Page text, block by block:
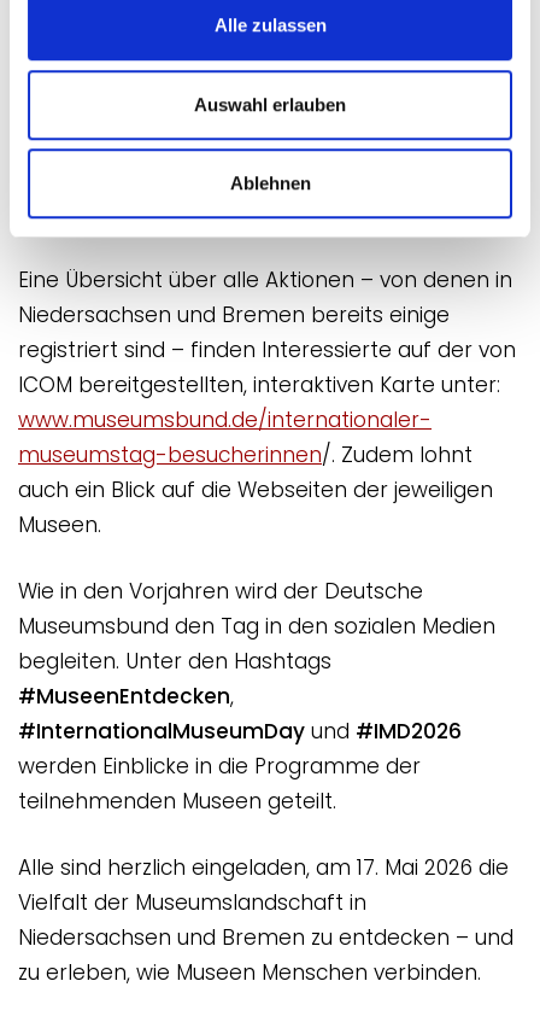
Alle zulassen
Auswahl erlauben
Ablehnen
macht sichtbar, wie Museen gesellschaftliche
Vielfalt abbilden und Räume für Austausch
schaffen. Die Museen in Niedersachsen und
Bremen laden alle Menschen ein, ihre Angebote
kennenzulernen und die verbindende Kraft von
Kultur zu erleben.“
Eine Übersicht über alle Aktionen – von denen in
Niedersachsen und Bremen bereits einige
registriert sind – finden Interessierte auf der von
ICOM bereitgestellten, interaktiven Karte unter:
www.museumsbund.de/internationaler-
museumstag-besucherinnen/. Zudem lohnt
auch ein Blick auf die Webseiten der jeweiligen
Museen.
Wie in den Vorjahren wird der Deutsche
Museumsbund den Tag in den sozialen Medien
begleiten. Unter den Hashtags
#MuseenEntdecken,
#InternationalMuseumDay und #IMD2026
werden Einblicke in die Programme der
teilnehmenden Museen geteilt.
Alle sind herzlich eingeladen, am 17. Mai 2026 die
Vielfalt der Museumslandschaft in
Niedersachsen und Bremen zu entdecken – und
zu erleben, wie Museen Menschen verbinden.